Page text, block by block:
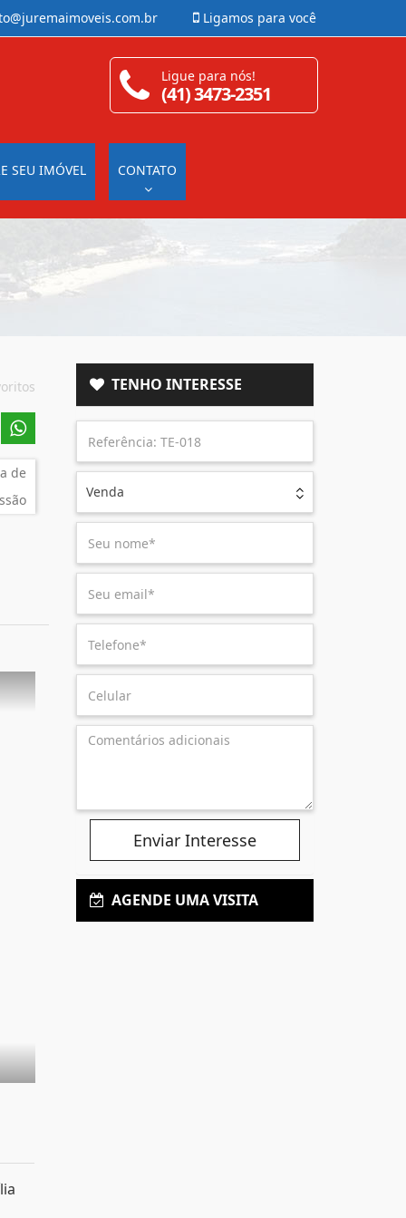
Ligamos para você
SEU IMÓVEL CONTATO
Ligue para nós!
(41) 3473-2351
de
TENHO INTERESSE
Venda
Enviar Interesse
AGENDE UMA VISITA